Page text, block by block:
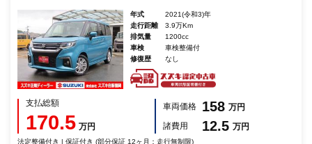
年式
2021(令和3)年
走行距離
3.9万Km
排気量
1200cc
車検
車検整備付
修復歴
なし
支払総額
170.5 万円
車両価格 158 万円
諸費用
12.5 万円
法定整備付き | 保証付き (部分保証 12ヶ月：走行無制限)